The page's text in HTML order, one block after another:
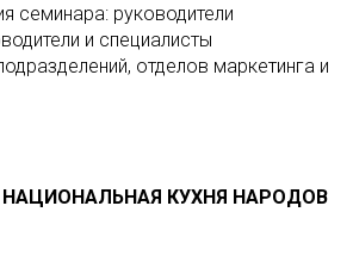
семинара: руководители
и специалисты
отделов маркетинга и
КУХНЯ НАРОДОВ